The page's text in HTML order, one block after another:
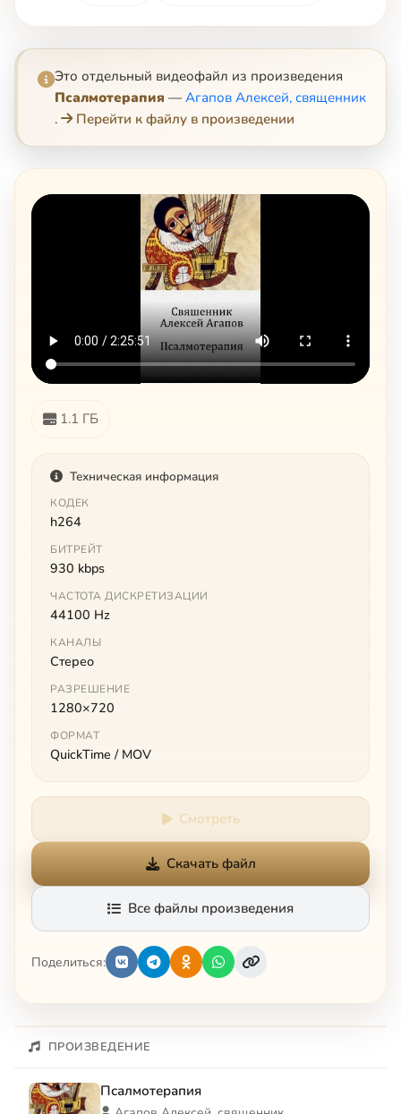
Это отдельный видеофайл из произведения
Псалмотерапия — Агапов Алексей, священник
.
Перейти к файлу в произведении
1.1 ГБ
Техническая информация
КОДЕК
h264
БИТРЕЙТ
930 kbps
ЧАСТОТА ДИСКРЕТИЗАЦИИ
44100 Hz
КАНАЛЫ
Стерео
РАЗРЕШЕНИЕ
1280×720
ФОРМАТ
QuickTime / MOV
Смотреть
Скачать файл
Все файлы произведения
Поделиться:
ПРОИЗВЕДЕНИЕ
Псалмотерапия